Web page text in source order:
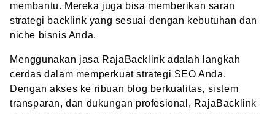
membantu. Mereka juga bisa memberikan saran
strategi backlink yang sesuai dengan kebutuhan dan
niche bisnis Anda.
Menggunakan jasa RajaBacklink adalah langkah
cerdas dalam memperkuat strategi SEO Anda.
Dengan akses ke ribuan blog berkualitas, sistem
transparan, dan dukungan profesional, RajaBacklink